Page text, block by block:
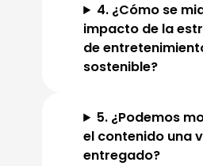
4. ¿Cómo se
impacto de la
de
sostenible?
5. ¿Podemos
el contenido una
entregado?